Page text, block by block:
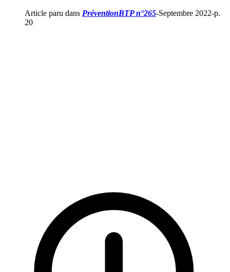
Article paru dans PréventionBTP n°265-Septembre 2022-p.
20